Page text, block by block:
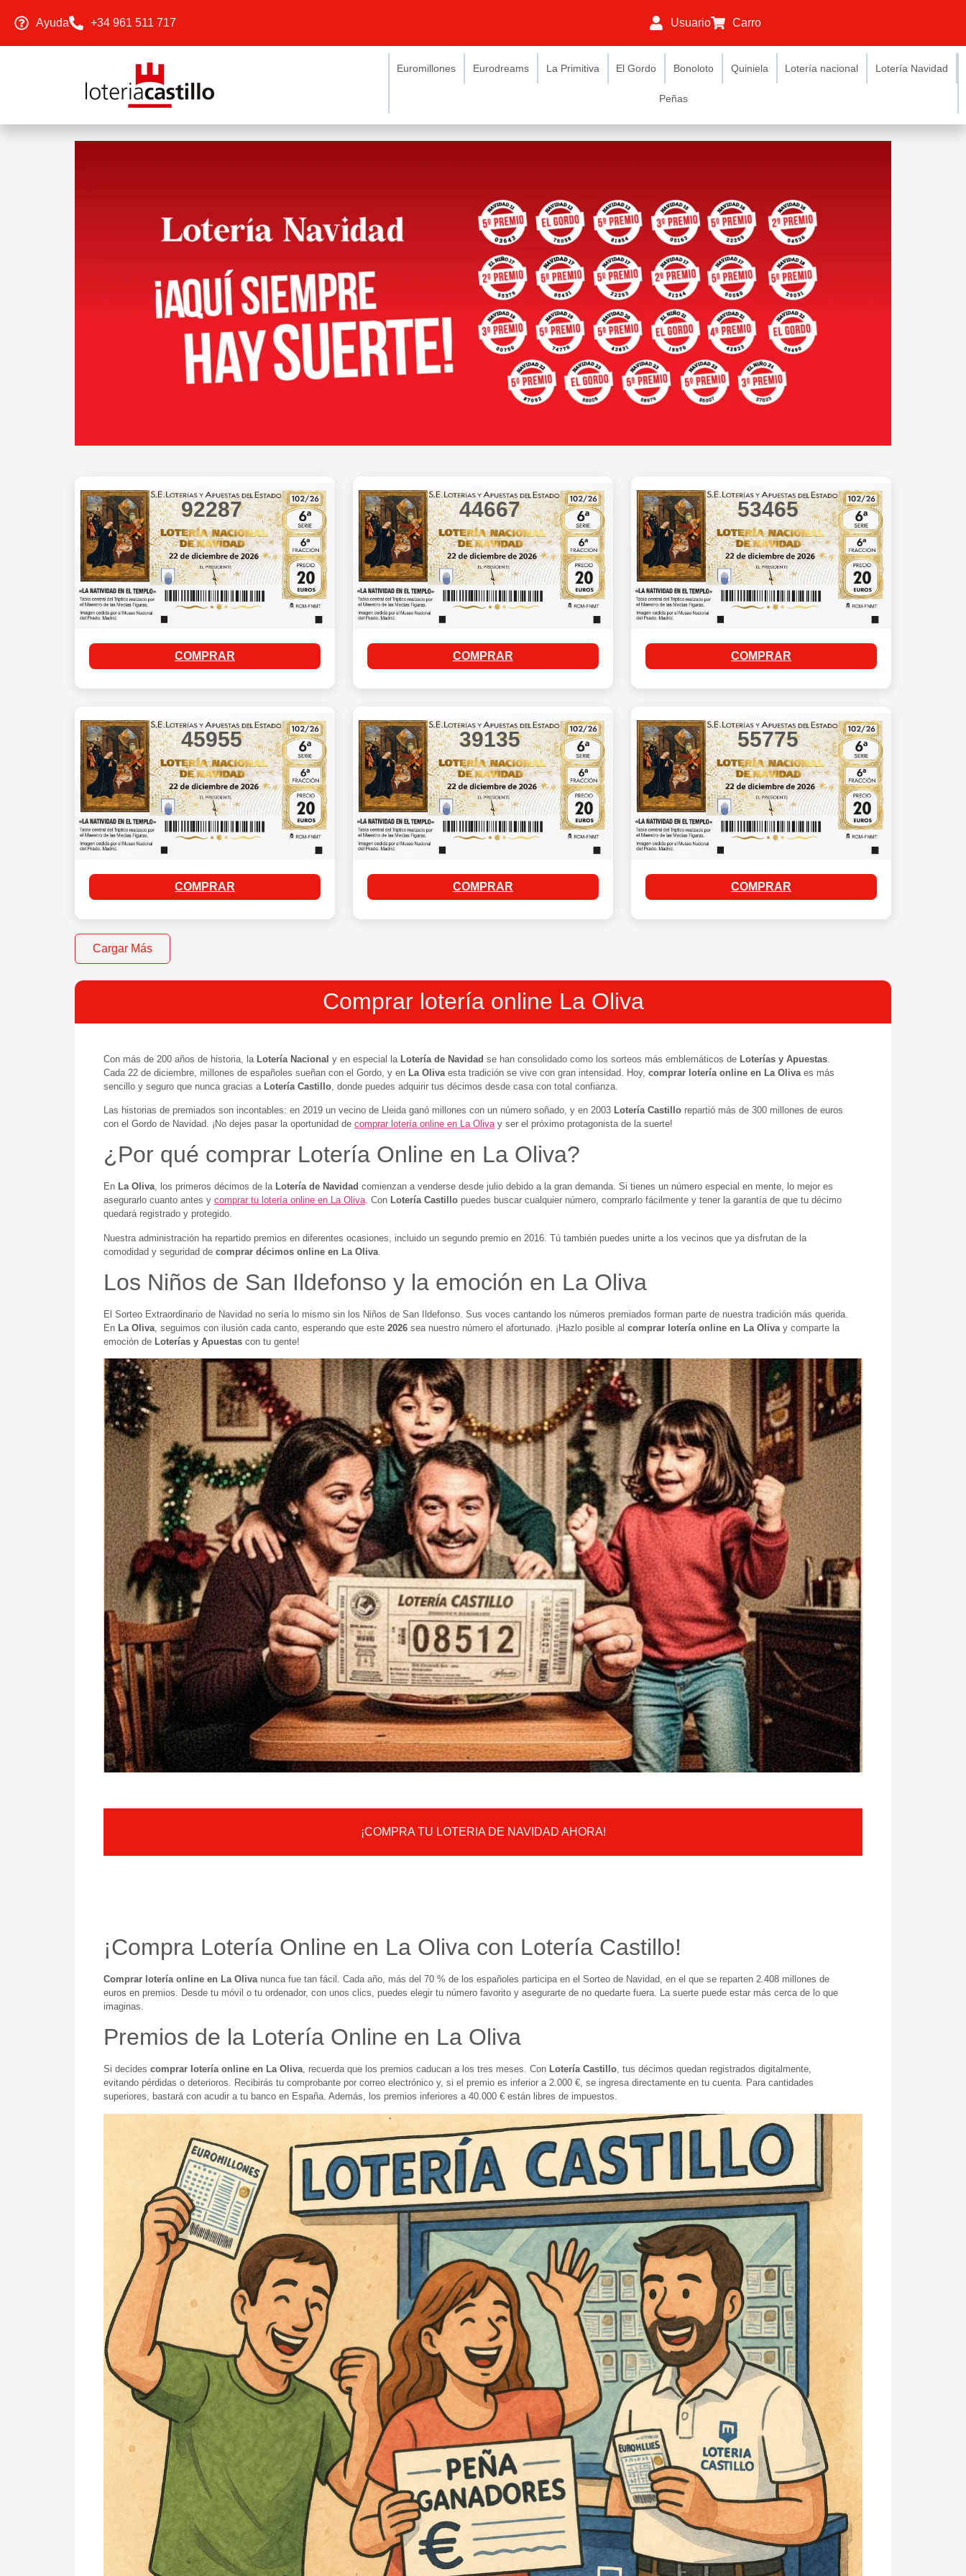
Ayuda +34 961 511 717 Usuario Carro
Euromillones Eurodreams La Primitiva El Gordo Bonoloto Quiniela Lotería nacional Lotería Navidad
Peñas
92287
COMPRAR
44667
COMPRAR
53465
COMPRAR
45955
COMPRAR
39135
COMPRAR
55775
COMPRAR
Cargar Más
Comprar lotería online La Oliva
Con más de 200 años de historia, la Lotería Nacional y en especial la Lotería de Navidad se han consolidado como los sorteos más emblemáticos de Loterías y Apuestas
Cada 22 de diciembre, millones de españoles sueñan con el Gordo, y en La Oliva esta tradición se vive con gran intensidad. Hoy, comprar lotería online en La Oliva es más
sencillo y seguro que nunca gracias a Lotería Castillo , donde puedes adquirir tus décimos desde casa con total confianza.
Las historias de premiados son incontables: en 2019 un vecino de Lleida ganó millones con un número soñado, y en 2003 Lotería Castillo repartió más de 300 millones de euros
con el Gordo de Navidad. ¡No dejes pasar la oportunidad de comprar lotería online en La Oliva y ser el próximo protagonista de la suerte!
¿Por qué comprar Lotería Online en La Oliva?
En La Oliva, los primeros décimos de la Lotería de Navidad comienzan a venderse desde julio debido a la gran demanda. Si tienes un número especial en mente, lo mejor es
asegurarlo cuanto antes y comprar tu lotería online en La Oliva. Con Lotería Castillo puedes buscar cualquier número, comprarlo fácilmente y tener la garantía de que tu décimo
quedará registrado y protegido.
Nuestra administración ha repartido premios en diferentes ocasiones, incluido un segundo premio en 2016. Tú también puedes unirte a los vecinos que ya disfrutan de la
comodidad y seguridad de comprar décimos online en La Oliva
Los Niños de San Ildefonso y la emoción en La Oliva
El Sorteo Extraordinario de Navidad no sería lo mismo sin los Niños de San Ildefonso. Sus voces cantando los números premiados forman parte de nuestra tradición más querida.
En La Oliva, seguimos con ilusión cada canto, esperando que este 2026 sea nuestro número el afortunado. ¡Hazlo posible al comprar lotería online en La Olivay comparte la
emoción de Loterías y Apuestas con tu gente!
¡COMPRA TU LOTERIA DE NAVIDAD AHORA!
¡Compra Lotería Online en La Oliva con Lotería Castillo!
Comprar lotería online en La Oliva nunca fue tan fácil. Cada año, más del 70 % de los españoles participa en el Sorteo de Navidad, en el que se reparten 2.408 millones de
euros en premios. Desde tu móvil o tu ordenador, con unos clics, puedes elegir tu número favorito y asegurarte de no quedarte fuera. La suerte puede estar más cerca de lo que
imaginas.
Premios de la Lotería Online en La Oliva
Si decides comprar lotería online en La Oliva, recuerda que los premios caducan a los tres meses. Con Lotería Castillo, tus décimos quedan registrados digitalmente,
evitando pérdidas o deterioros. Recibirás tu comprobante por correo electrónico y, si el premio es inferior a 2.000 €, se ingresa directamente en tu cuenta. Para cantidades
superiores, bastará con acudir a tu banco en España. Además, los premios inferiores a 40.000 € están libres de impuestos.